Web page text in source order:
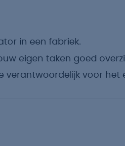
in een fabriek.
eigen taken goed
verantwoordelijk voor het